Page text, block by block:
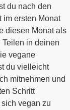
du nach den
im ersten Monat
diesen Monat als
in deinen
vegane
du vielleicht
mitnehmen und
Schritt
vegan zu